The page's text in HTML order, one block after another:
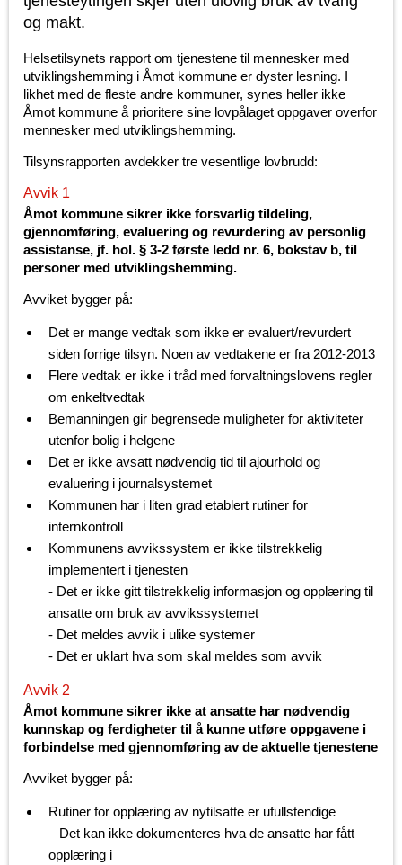
og makt.
Helsetilsynets rapport om tjenestene til mennesker med
utviklingshemming i Åmot kommune er dyster lesning. I
likhet med de fleste andre kommuner, synes heller ikke
Åmot kommune å prioritere sine lovpålaget oppgaver overfor
mennesker med utviklingshemming.
Tilsynsrapporten avdekker tre vesentlige lovbrudd:
Avvik 1
Åmot kommune sikrer ikke forsvarlig tildeling,
gjennomføring, evaluering og revurdering av personlig
assistanse, jf. hol. § 3-2 første ledd nr. 6, bokstav b, til
personer med utviklingshemming.
Avviket bygger på:
Det er mange vedtak som ikke er evaluert/revurdert
siden forrige tilsyn. Noen av vedtakene er fra 2012-2013
Flere vedtak er ikke i tråd med forvaltningslovens regler
om enkeltvedtak
Bemanningen gir begrensede muligheter for aktiviteter
utenfor bolig i helgene
Det er ikke avsatt nødvendig tid til ajourhold og
evaluering i journalsystemet
Kommunen har i liten grad etablert rutiner for
internkontroll
Kommunens avvikssystem er ikke tilstrekkelig
implementert i tjenesten
- Det er ikke gitt tilstrekkelig informasjon og opplæring til
ansatte om bruk av avvikssystemet
- Det meldes avvik i ulike systemer
- Det er uklart hva som skal meldes som avvik
Avvik 2
Åmot kommune sikrer ikke at ansatte har nødvendig
kunnskap og ferdigheter til å kunne utføre oppgavene i
forbindelse med gjennomføring av de aktuelle tjenestene
Avviket bygger på:
Rutiner for opplæring av nytilsatte er ufullstendige
– Det kan ikke dokumenteres hva de ansatte har fått
opplæring i